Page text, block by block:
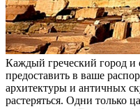
Каждый греческий город
предоставить в ваше
архитектуры и античных
растеряться. Одни только